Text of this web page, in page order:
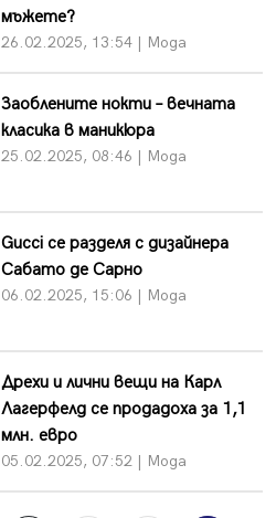
мъжете?
26.02.2025, 13:54 | Мода
Заоблените нокти – вечната
класика в маникюра
25.02.2025, 08:46 | Мода
Gucci се разделя с дизайнера
Сабато де Сарно
06.02.2025, 15:06 | Мода
Дрехи и лични вещи на Карл
Лагерфелд се продадоха за 1,1
млн. евро
05.02.2025, 07:52 | Мода